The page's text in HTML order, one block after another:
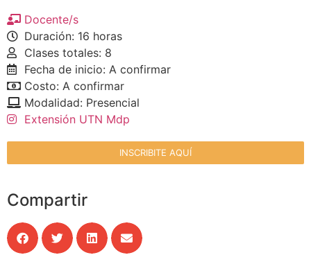
Docente/s
Duración: 16 horas
Clases totales: 8
Fecha de inicio: A confirmar
Costo: A confirmar
Modalidad: Presencial
Extensión UTN Mdp
INSCRIBITE AQUÍ
Compartir